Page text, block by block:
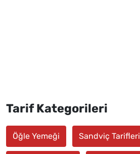
Tarif Kategorileri
Öğle Yemeği Sandviç Tarifleri